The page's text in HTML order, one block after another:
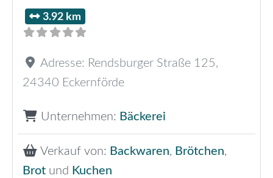
3.92 km
Adresse: Rendsburger Straße 125,
24340 Eckernförde
Unternehmen: Bäckerei
Verkauf von: Backwaren, Brötchen,
Brot und Kuchen